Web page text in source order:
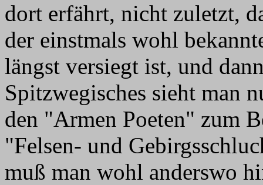
dort erfährt, nicht zuletzt,
der einstmals wohl
längst versiegt ist, und
Spitzwegisches sieht man
den "Armen Poeten" zum
"Felsen- und
muß man wohl anderswo